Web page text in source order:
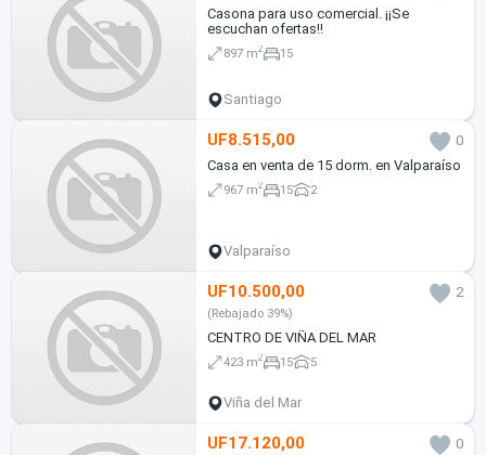
Casona para uso comercial. ¡¡Se
escuchan ofertas!!
897 m2 15
Santiago
UF8.515,00
0
Casa en venta de 15 dorm. en Valparaíso
967 m2 15 2
Valparaíso
UF10.500,00 2
(Rebajado 39%)
CENTRO DE VIÑA DEL MAR
423 m2 15 5
Viña del Mar
UF17.120,00
0